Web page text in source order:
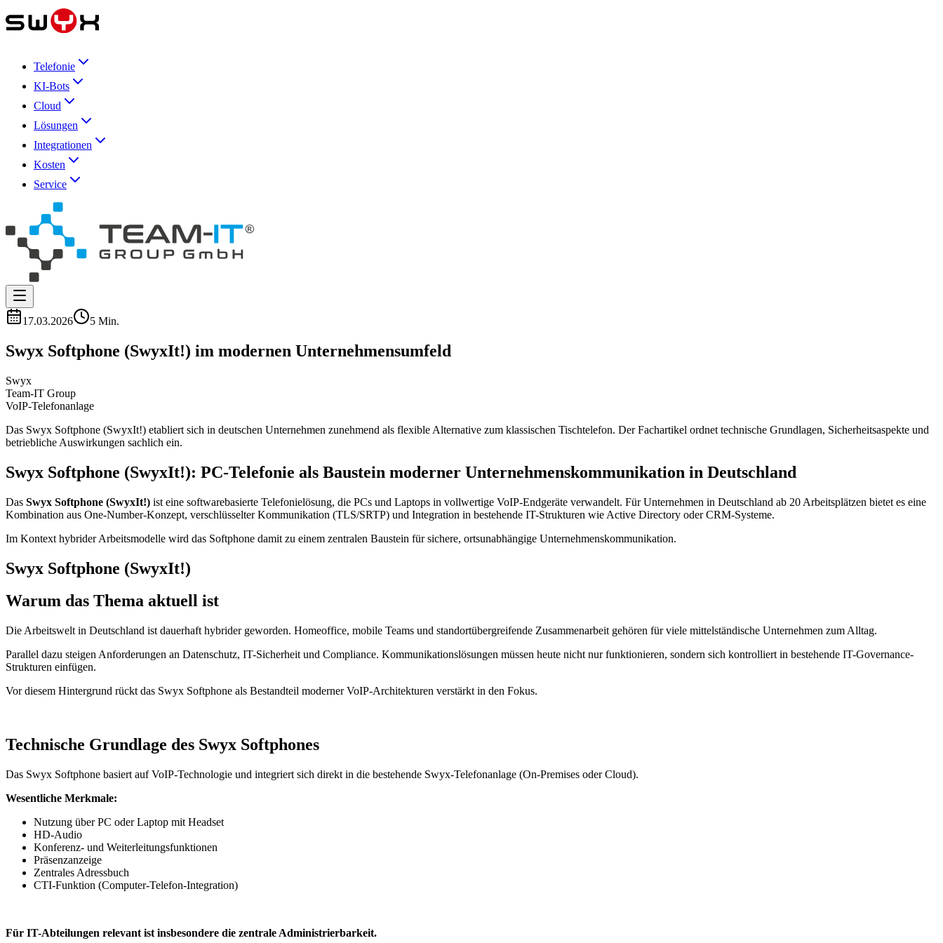
Telefonie
KI-Bots
Cloud
Lösungen
Integrationen
Kosten
Service
17.03.2026 5 Min.
Swyx Softphone (SwyxIt!) im modernen Unternehmensumfeld
Swyx
Team-IT Group
VoIP-Telefonanlage
Das Swyx Softphone (SwyxIt!) etabliert sich in deutschen Unternehmen zunehmend als flexible Alternative zum klassischen Tischtelefon. Der Fachartikel ordnet technische Grundlagen, Sicherheitsaspekte und
betriebliche Auswirkungen sachlich ein.
Swyx Softphone (SwyxIt!): PC-Telefonie als Baustein moderner Unternehmenskommunikation in Deutschland
Das Swyx Softphone (SwyxIt!) ist eine softwarebasierte Telefonielösung, die PCs und Laptops in vollwertige VoIP-Endgeräte verwandelt. Für Unternehmen in Deutschland ab 20 Arbeitsplätzen bietet es eine
Kombination aus One-Number-Konzept, verschlüsselter Kommunikation (TLS/SRTP) und Integration in bestehende IT-Strukturen wie Active Directory oder CRM-Systeme.
Im Kontext hybrider Arbeitsmodelle wird das Softphone damit zu einem zentralen Baustein für sichere, ortsunabhängige Unternehmenskommunikation.
Swyx Softphone (SwyxIt!)
Warum das Thema aktuell ist
Die Arbeitswelt in Deutschland ist dauerhaft hybrider geworden. Homeoffice, mobile Teams und standortübergreifende Zusammenarbeit gehören für viele mittelständische Unternehmen zum Alltag.
Parallel dazu steigen Anforderungen an Datenschutz, IT-Sicherheit und Compliance. Kommunikationslösungen müssen heute nicht nur funktionieren, sondern sich kontrolliert in bestehende IT-Governance-
Strukturen einfügen.
Vor diesem Hintergrund rückt das Swyx Softphone als Bestandteil moderner VoIP-Architekturen verstärkt in den Fokus.
Technische Grundlage des Swyx Softphones
Das Swyx Softphone basiert auf VoIP-Technologie und integriert sich direkt in die bestehende Swyx-Telefonanlage (On-Premises oder Cloud).
Wesentliche Merkmale:
Nutzung über PC oder Laptop mit Headset
HD-Audio
Konferenz- und Weiterleitungsfunktionen
Präsenzanzeige
Zentrales Adressbuch
CTI-Funktion (Computer-Telefon-Integration)
Für IT-Abteilungen relevant ist insbesondere die zentrale Administrierbarkeit.